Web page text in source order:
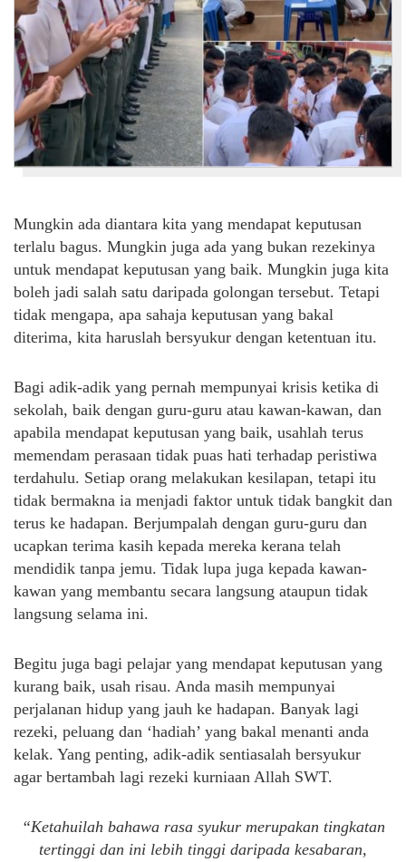
Mungkin ada diantara kita yang mendapat keputusan
terlalu bagus. Mungkin juga ada yang bukan rezekinya
untuk mendapat keputusan yang baik. Mungkin juga kita
boleh jadi salah satu daripada golongan tersebut. Tetapi
tidak mengapa, apa sahaja keputusan yang bakal
diterima, kita haruslah bersyukur dengan ketentuan itu.
Bagi adik-adik yang pernah mempunyai krisis ketika di
sekolah, baik dengan guru-guru atau kawan-kawan, dan
apabila mendapat keputusan yang baik, usahlah terus
memendam perasaan tidak puas hati terhadap peristiwa
terdahulu. Setiap orang melakukan kesilapan, tetapi itu
tidak bermakna ia menjadi faktor untuk tidak bangkit dan
terus ke hadapan. Berjumpalah dengan guru-guru dan
ucapkan terima kasih kepada mereka kerana telah
mendidik tanpa jemu. Tidak lupa juga kepada kawan-
kawan yang membantu secara langsung ataupun tidak
langsung selama ini.
Begitu juga bagi pelajar yang mendapat keputusan yang
kurang baik, usah risau. Anda masih mempunyai
perjalanan hidup yang jauh ke hadapan. Banyak lagi
rezeki, peluang dan ‘hadiah’ yang bakal menanti anda
kelak. Yang penting, adik-adik sentiasalah bersyukur
agar bertambah lagi rezeki kurniaan Allah SWT.
“Ketahuilah bahawa rasa syukur merupakan tingkatan
tertinggi dan ini lebih tinggi daripada kesabaran,